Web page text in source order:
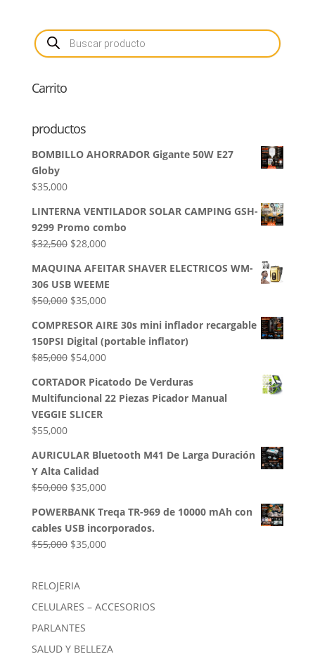
Búsqueda
de
productos
Carrito
productos
BOMBILLO AHORRADOR Gigante 50W E27
Globy
$35,000
LINTERNA VENTILADOR SOLAR CAMPING GSH-
9299 Promo combo
$32,500 El
original
era:
$32,500.
$28,000El
actual
es:
$28,000.
MAQUINA AFEITAR SHAVER ELECTRICOS WM-
306 USB WEEME
$50,000 El
original
era:
$50,000.
$35,000El
actual
es:
$35,000.
COMPRESOR AIRE 30s mini inflador recargable
150PSI Digital (portable inflator)
$85,000 El
original
era:
$85,000.
$54,000El
actual
es:
CORTADOR Picatodo De Verduras
Multifuncional 22 Piezas Picador Manual
VEGGIE SLICER
$55,000
AURICULAR Bluetooth M41 De Larga Duración
Y Alta Calidad
$50,000 El
original
era:
$50,000.
$35,000El
actual
es:
$35,000.
POWERBANK Treqa TR-969 de 10000 mAh con
cables USB incorporados.
$55,000 El
era:
$55,000.
$35,000El
$35,000.
RELOJERIA
CELULARES – ACCESORIOS
PARLANTES
SALUD Y BELLEZA